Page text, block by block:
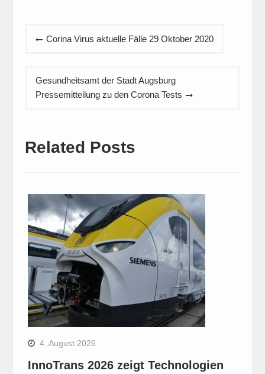
Beitragsnavigation
Corina Virus aktuelle Fälle 29 Oktober 2020
Gesundheitsamt der Stadt Augsburg
Pressemitteilung zu den Corona Tests
Related Posts
4. August 2026
InnoTrans 2026 zeigt Technologien